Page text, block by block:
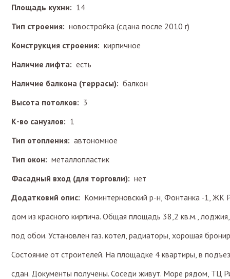
Площадь кухни: 14
Тип строения: новостройка (сдана после 2010 г)
Конструкция строения: кирпичное
Наличие лифта: есть
Наличие балкона (террасы): балкон
Высота потолков: 3
К-во санузлов: 1
Тип отопления: автономное
Тип окон: металлопластик
Фасадный вход (для торговли): нет
Додатковий опис: Коминтерновский р-н, Фонтанка -1, ЖК
дом из красного кирпича. Общая площадь 38,2 кв.м.,
под обои. Установлен газ. котел, радиаторы, хорошая
Состояние от строителей. На площадке 4 квартиры, в
сдан. Документы получены. Соседи живут. Море рядом, ТЦ